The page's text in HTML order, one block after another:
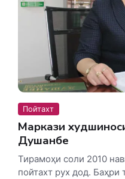
Пойтахт
Маркази
Душанбе
Тирамоҳи соли 2010
пойтахт рух дод. Баҳри